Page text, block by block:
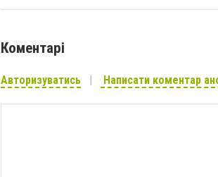
Коментарі
Авторизуватись Написати коментар